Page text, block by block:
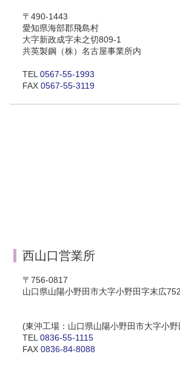
〒490-1443
愛知県海部郡飛島村
大字新政成字未之切809-1
共英製鋼（株）名古屋事業所内
TEL0567-55-1993
FAX0567-55-3119
西山口営業所
〒756-0817
山口県山陽小野田市大字小野田字末広
(東沖工場：山口県山陽小野田市大字小
TEL0836-55-1115
FAX0836-84-8088